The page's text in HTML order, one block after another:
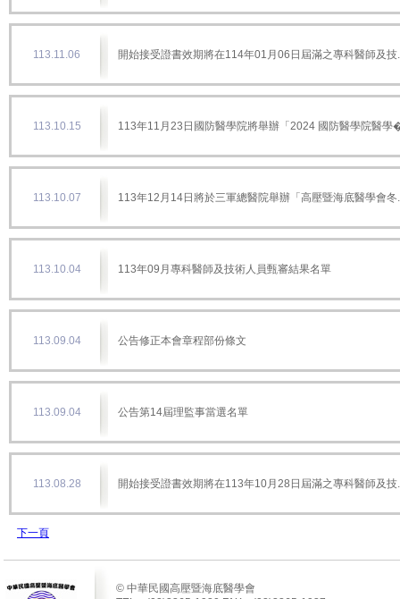
113.11.06 開始接受證書效期將在114年01月06日屆滿之專科醫師及技
113.10.15 113年11月23日國防醫學院將舉辦「2024 國防醫學院醫學
113.10.07 113年12月14日將於三軍總醫院舉辦「高壓暨海底醫學會冬
113.10.04 113年09月專科醫師及技術人員甄審結果名單
113.09.04 公告修正本會章程部份條文
113.09.04 公告第14屆理監事當選名單
113.08.28 開始接受證書效期將在113年10月28日屆滿之專科醫師及技
下一頁
© 中華民國高壓暨海底醫學會